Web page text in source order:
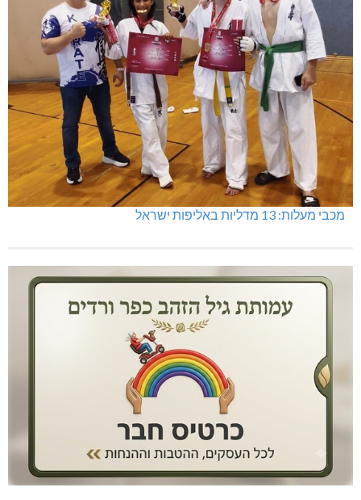
מכבי מעלות: 13 מדליות באליפות ישראל